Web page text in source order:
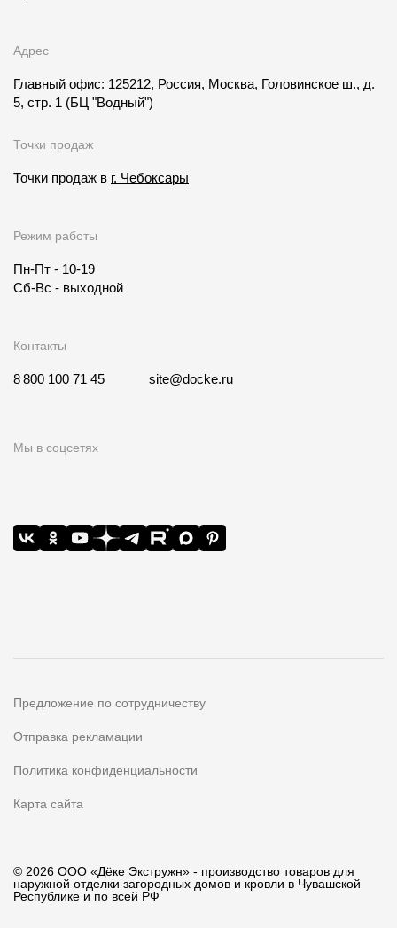
Адрес
Главный офис: 125212, Россия, Москва, Головинское ш., д.
5, стр. 1 (БЦ "Водный")
Точки продаж
Точки продаж в г. Чебоксары
Режим работы
Пн-Пт - 10-19
Сб-Вс - выходной
Контакты
8 800 100 71 45 site@docke.ru
Мы в соцсетях
Предложение по сотрудничеству
Отправка рекламации
Политика конфиденциальности
Карта сайта
© 2026 ООО «Дёке Экстружн» - производство товаров для
наружной отделки загородных домов и кровли в Чувашской
Республике и по всей РФ